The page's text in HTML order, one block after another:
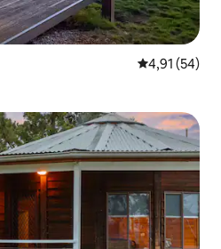
Gemiddelde
4,91 (54)